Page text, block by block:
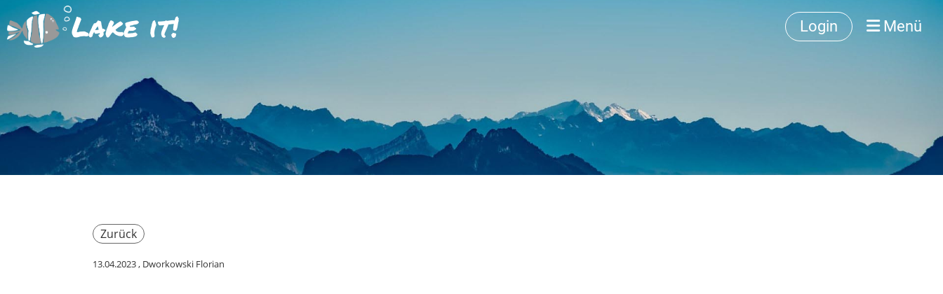
Lake it! Login Menü
Zurück
13.04.2023, Dworkowski Florian